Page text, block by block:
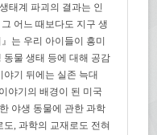
태계 파괴의 결과는 인
어느 때보다도 지구 생
는 우리 아이들이 흥미
동물 생태 등에 대해 공감
기 뒤에는 실존 늑대
야기의 배경이 된 미국
야생 동물에 관한 과학
, 과학의 교재로도 전혀